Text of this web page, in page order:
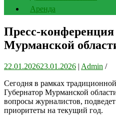
Аренда
Пресс-конференция
Мурманской
22.01.202623.01.2026 | Admin /
Сегодня в рамках
Губернатор Мурманской
вопросы журналистов,
приоритеты на текущий год.